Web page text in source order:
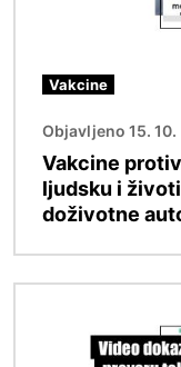
Vakcine
Objavljeno 15.
Vakcine
ljudsku i
doživotne